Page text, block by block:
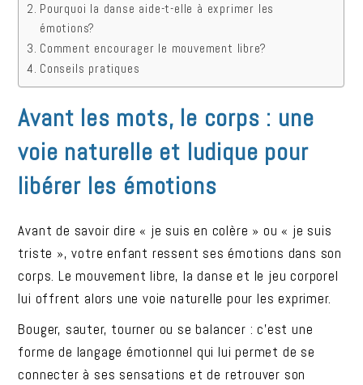
Pourquoi la danse aide-t-elle à exprimer les
émotions?
Comment encourager le mouvement libre?
Conseils pratiques
Avant les mots, le corps : une
voie naturelle et ludique pour
libérer les émotions
Avant de savoir dire « je suis en colère » ou « je suis
triste », votre enfant ressent ses émotions dans son
corps. Le mouvement libre, la danse et le jeu corporel
lui offrent alors une voie naturelle pour les exprimer.
Bouger, sauter, tourner ou se balancer : c’est une
forme de langage émotionnel qui lui permet de se
connecter à ses sensations et de retrouver son